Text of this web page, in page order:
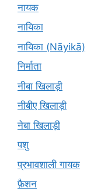
नायक
नायिका
नायिका (Nāyikā)
निर्माता
नीबा खिलाड़ी
नीबीए खिलाड़ी
नेबा खिलाड़ी
पशु
प्रभावशाली गायक
फ़ैशन